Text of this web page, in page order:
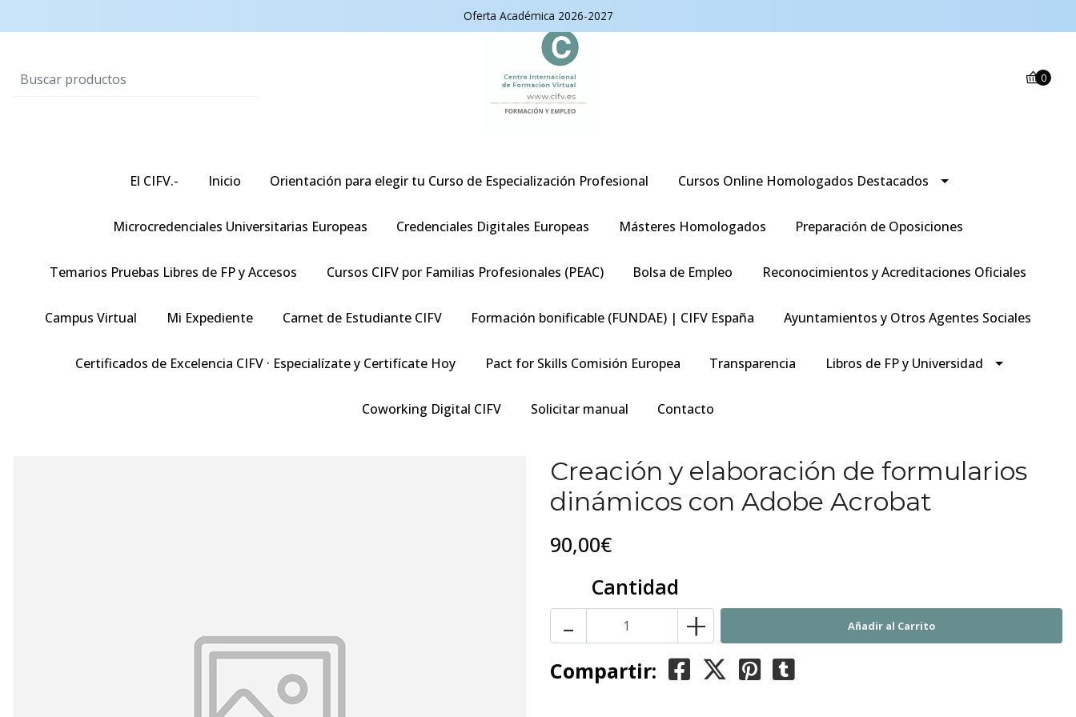
Oferta Académica 2026-2027
0
El CIFV.- Inicio Orientación para elegir tu Curso de Especialización Profesional Cursos Online Homologados Destacados
Microcredenciales Universitarias Europeas Credenciales Digitales Europeas Másteres Homologados Preparación de Oposiciones
Temarios Pruebas Libres de FP y Accesos Cursos CIFV por Familias Profesionales (PEAC) Bolsa de Empleo Reconocimientos y Acreditaciones Oficiales
Campus Virtual Mi Expediente Carnet de Estudiante CIFV Formación bonificable (FUNDAE) | CIFV España Ayuntamientos y Otros Agentes Sociales
Certificados de Excelencia CIFV · Especialízate y Certifícate Hoy Pact for Skills Comisión Europea Transparencia Libros de FP y Universidad
Coworking Digital CIFV Solicitar manual Contacto
Creación y elaboración de formularios
dinámicos con Adobe Acrobat
90,00€
Cantidad
- +
Compartir: